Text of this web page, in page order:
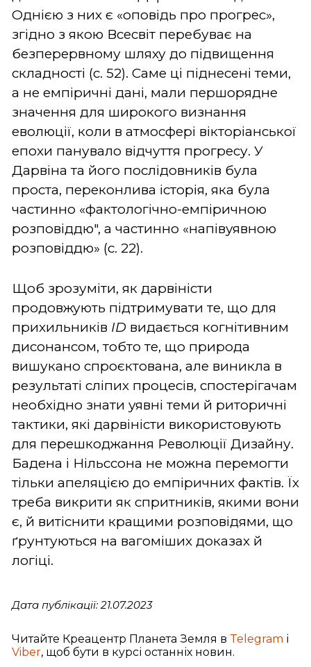
Однією з них є «оповідь про прогрес»,
згідно з якою Всесвіт перебуває на
безперервному шляху до підвищення
складності (с. 52). Саме ці піднесені теми,
а не емпіричні дані, мали першорядне
значення для широкого визнання
еволюції, коли в атмосфері вікторіанської
епохи панувало відчуття прогресу. У
Дарвіна та його послідовників була
проста, переконлива історія, яка була
частинно «фактологічно-емпіричною
розповіддю", а частинно «напівуявною
розповіддю» (с. 22).
Щоб зрозуміти, як дарвіністи
продовжують підтримувати те, що для
прихильників ID видається когнітивним
дисонансом, тобто те, що природа
вишукано спроєктована, але виникла в
результаті сліпих процесів, спостерігачам
необхідно знати уявні теми й риторичні
тактики, які дарвіністи використовують
для перешкоджання Революції Дизайну.
Бадена і Нільссона не можна перемогти
тільки апеляцією до емпіричних фактів. Їх
треба викрити як спритників, якими вони
є, й витіснити кращими розповідями, що
ґрунтуються на вагоміших доказах й
логіці.
Дата публікації: 21.07.2023
Читайте Креацентр Планета Земля в Telegram і
Viber, щоб бути в курсі останніх новин.